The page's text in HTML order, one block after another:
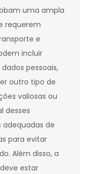
uma ampla
requerem
e
incluir
pessoais,
outro tipo de
valiosas ou
desses
de
para evitar
Além disso, a
estar